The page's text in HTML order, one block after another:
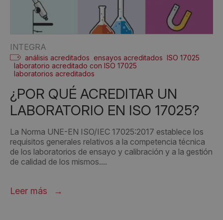
INTEGRA
análisis acreditados ensayos acreditados ISO 17025
laboratorio acreditado con ISO 17025
laboratorios acreditados
¿POR QUÉ ACREDITAR UN
LABORATORIO EN ISO 17025?
La Norma UNE-EN ISO/IEC 17025:2017 establece los
requisitos generales relativos a la competencia técnica
de los laboratorios de ensayo y calibración y a la gestión
de calidad de los mismos....
Leer más